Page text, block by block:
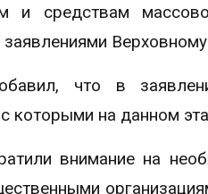
и средствам
заявлениями
что в
которыми на данном
внимание на